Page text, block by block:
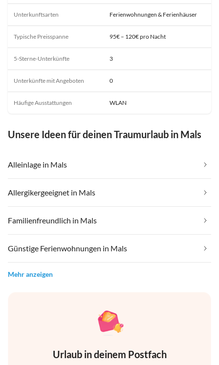
Unterkunftsarten Ferienwohnungen & Ferienhäuser
Typische Preisspanne 95€ – 120€ pro Nacht
5-Sterne-Unterkünfte 3
Unterkünfte mit Angeboten 0
Häufige Ausstattungen WLAN
Unsere Ideen für deinen Traumurlaub in Mals
Alleinlage in Mals
Allergikergeeignet in Mals
Familienfreundlich in Mals
Günstige Ferienwohnungen in Mals
Mehr anzeigen
Urlaub in deinem Postfach